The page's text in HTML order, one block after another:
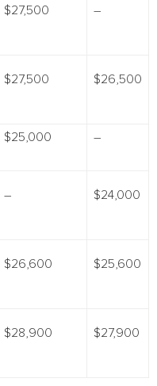
$27,500 –
$27,500 $26,500
$25,000 –
– $24,000
$26,600 $25,600
$28,900 $27,900